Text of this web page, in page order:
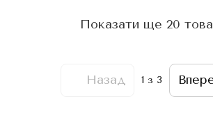
Показати ще 20
Назад 1 з 3